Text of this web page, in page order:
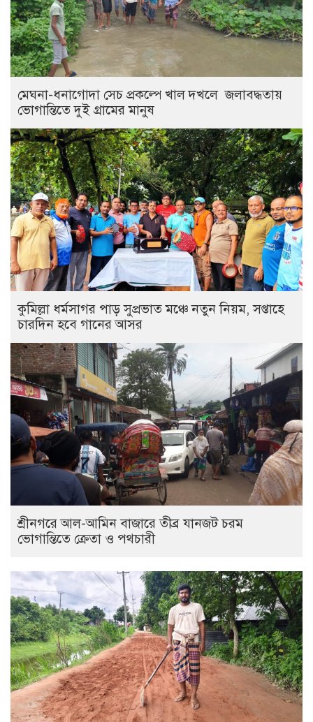
মেঘনা-ধনাগোদা সেচ প্রকল্পে খাল দখলে জলাবদ্ধতায়
ভোগান্তিতে দুই গ্রামের মানুষ
কুমিল্লা ধর্মসাগর পাড় সুপ্রভাত মঞ্চে নতুন নিয়ম, সপ্তাহে
চারদিন হবে গানের আসর
শ্রীনগরে আল-আমিন বাজারে তীব্র যানজট চরম
ভোগান্তিতে ক্রেতা ও পথচারী